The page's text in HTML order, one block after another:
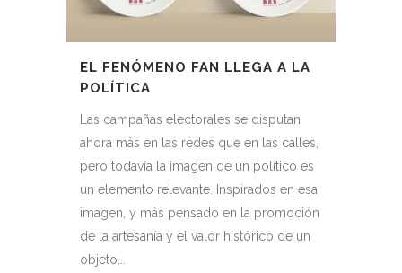
EL FENÓMENO FAN LLEGA A LA
POLÍTICA
Las campañas electorales se disputan
ahora más en las redes que en las calles,
pero todavía la imagen de un político es
un elemento relevante. Inspirados en esa
imagen, y más pensado en la promoción
de la artesanía y el valor histórico de un
objeto...